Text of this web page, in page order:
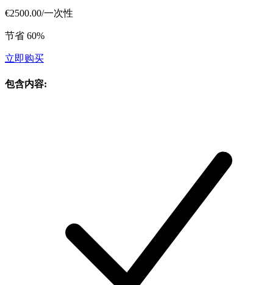
€2500.00/一次性
节省 60%
立即购买
包含内容: